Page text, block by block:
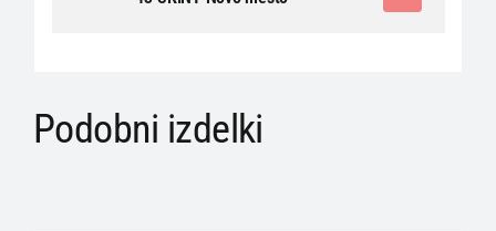
Podobni izdelki